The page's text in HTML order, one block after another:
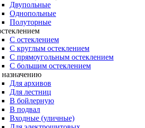
Двупольные
Однопольные
Полуторные
С остеклением
С круглым остеклением
С прямоугольным остеклением
С большим остеклением
Для архивов
Для лестниц
В бойлерную
В подвал
Входные (уличные)